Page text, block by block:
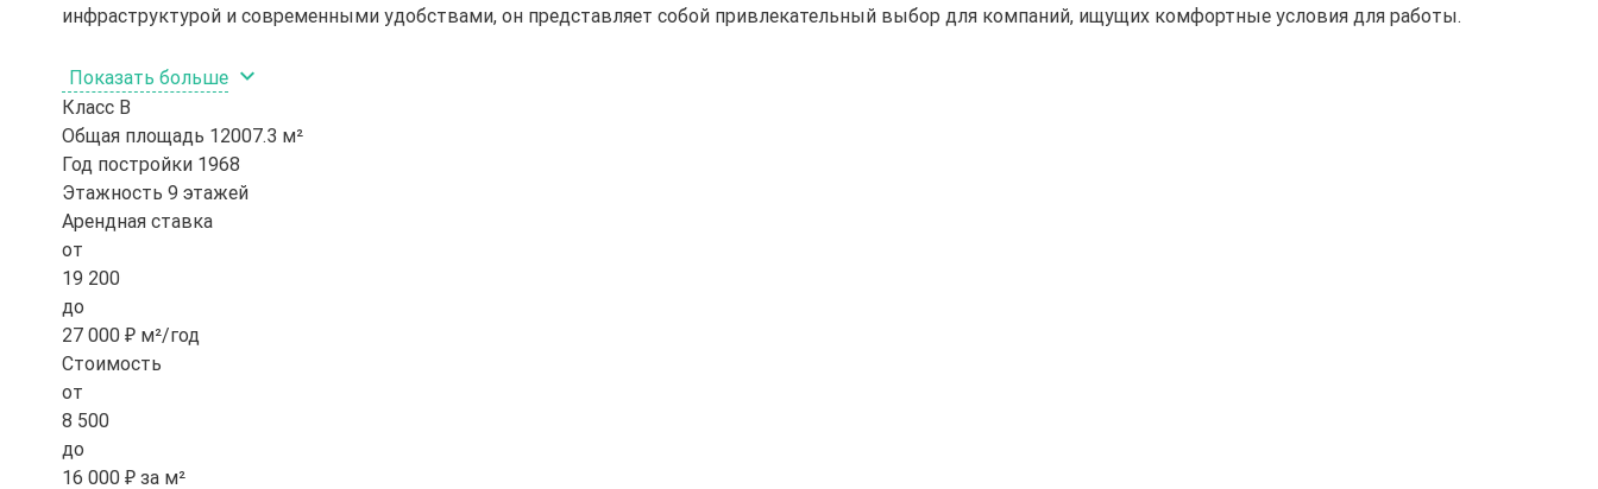
инфраструктурой и современными удобствами, он представляет собой привлекательный выбор для компаний, ищущих комфортные условия для работы.
Показать больше
Класс B
Общая площадь 12007.3 м²
Год постройки 1968
Этажность 9 этажей
Арендная ставка
от
19 200
до
27 000 ₽ м²/год
Стоимость
от
8 500
до
16 000 ₽ за м²